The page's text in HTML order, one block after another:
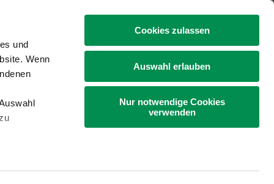
und
Wenn
Cookies zulassen
Auswahl erlauben
Nur notwendige Cookies
verwenden
Landleben